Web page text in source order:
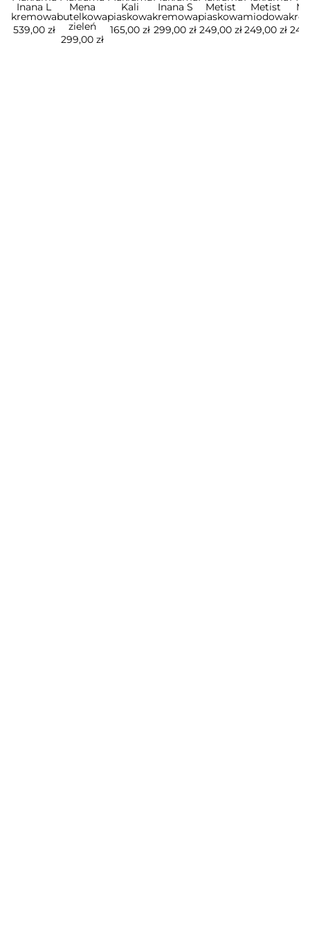
Inana L
kremowa
539,00 zł
Mena
butelkowa
zieleń
299,00 zł
Kali
piaskowa
165,00 zł
Inana S
kremowa
299,00 zł
Metist
piaskowa
249,00 zł
Metist
miodowa
249,00 zł